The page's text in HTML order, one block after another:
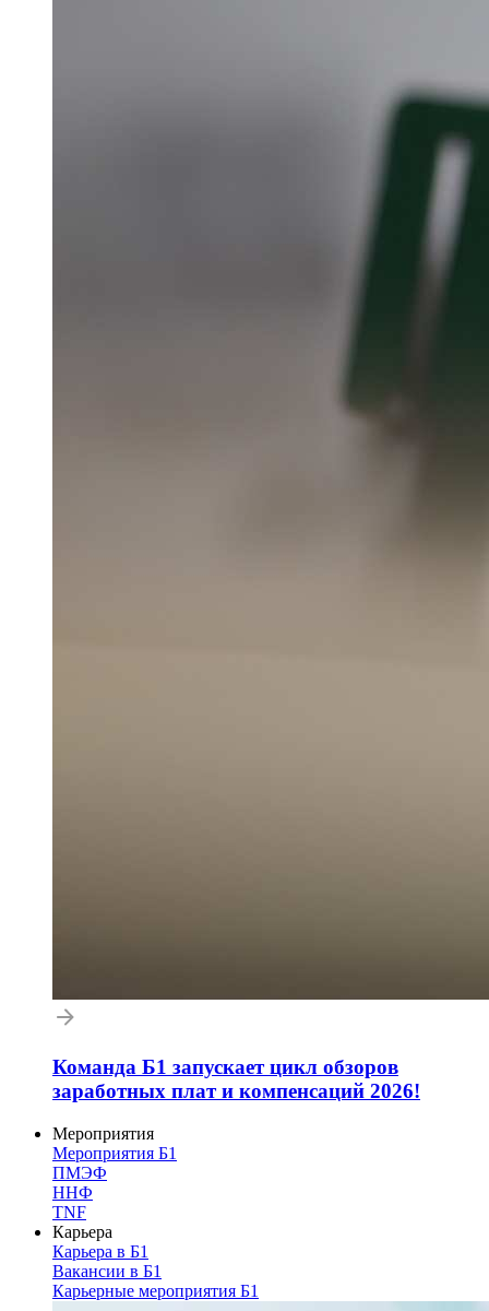
Команда Б1 запускает цикл обзоров
заработных плат и компенсаций 2026!
Мероприятия
Мероприятия Б1
ПМЭФ
ННФ
TNF
Карьера
Карьера в Б1
Вакансии в Б1
Карьерные мероприятия Б1